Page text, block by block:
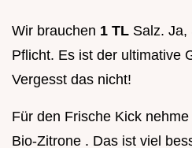
Wir brauchen 1 TL Salz. Ja,
Pflicht. Es ist der ultimative
Vergesst das nicht!
Für den Frische Kick
Bio-Zitrone . Das ist viel